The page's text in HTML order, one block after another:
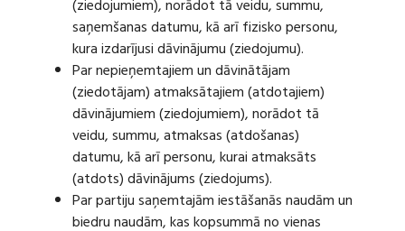
(ziedojumiem), norādot tā veidu, summu,
saņemšanas datumu, kā arī fizisko personu,
kura izdarījusi dāvinājumu (ziedojumu).
Par nepieņemtajiem un dāvinātājam
(ziedotājam) atmaksātajiem (atdotajiem)
dāvinājumiem (ziedojumiem), norādot tā
veidu, summu, atmaksas (atdošanas)
datumu, kā arī personu, kurai atmaksāts
(atdots) dāvinājums (ziedojums).
Par partiju saņemtajām iestāšanās naudām un
biedru naudām, kas kopsummā no vienas